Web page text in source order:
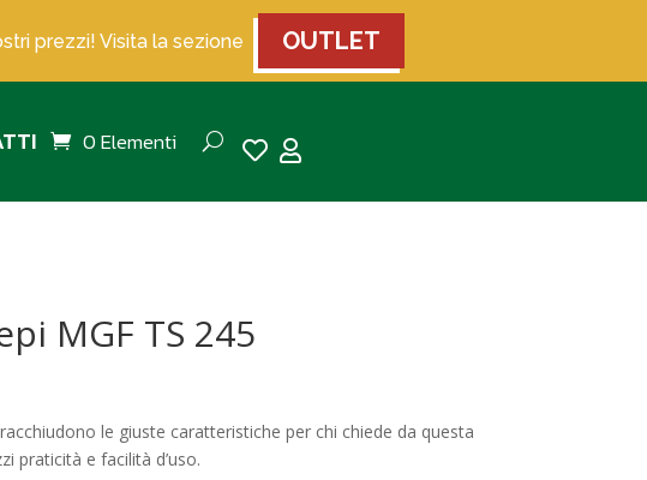
prezzi! Visita la sezione OUTLET
0 Elementi  
MGF TS 245
le giuste caratteristiche per chi chiede da questa
praticità e facilità d’uso.